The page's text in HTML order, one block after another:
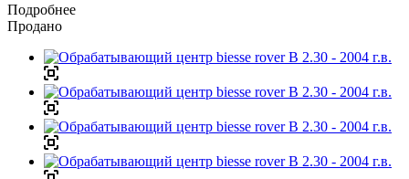
Подробнее
Продано